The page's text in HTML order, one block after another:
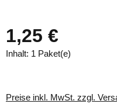
1,25 €
Inhalt: 1 Paket(e)
Preise inkl. MwSt. zzgl.